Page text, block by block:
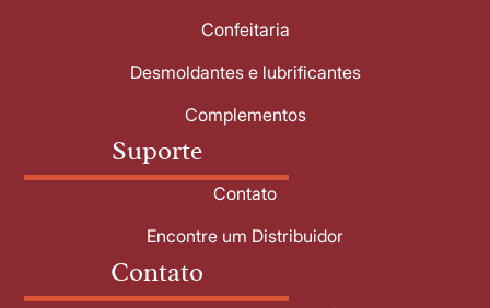
Confeitaria
Desmoldantes e lubrificantes
Complementos
Suporte
Contato
Encontre um Distribuidor
Contato